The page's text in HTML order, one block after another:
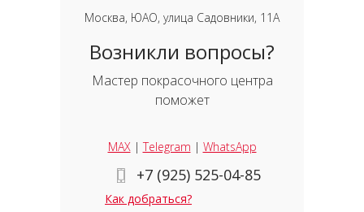
Москва, ЮАО, улица Садовники, 11А
Возникли вопросы?
Мастер покрасочного центра
поможет
MAX|Telegram | WhatsApp
+7 (925) 525-04-85
Как добраться?